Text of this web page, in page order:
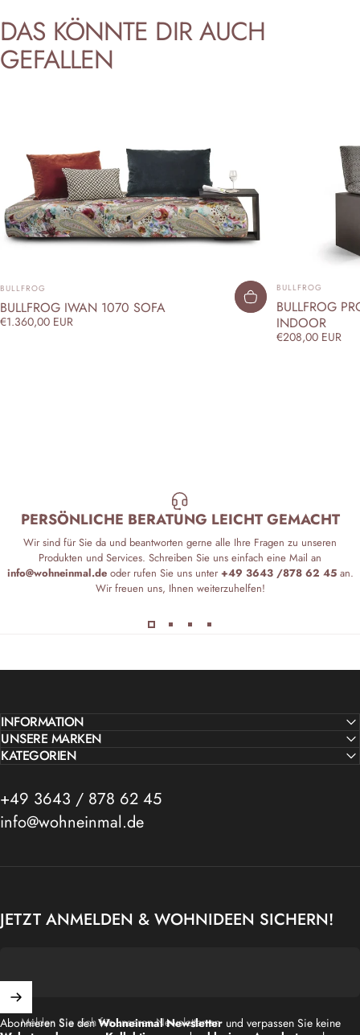
DAS KÖNNTE DIR AUCH
GEFALLEN
ANBIETER:
BULLFROG
BULLFROG IWAN 1070 SOFA
€1.360,00 EUR
ANBIETER:
BULLFROG
BULLFROG
INDOOR
€208,00 EUR
PERSÖNLICHE BERATUNG LEICHT GEMACHT
Wir sind für Sie da und beantworten gerne alle Ihre Fragen zu unseren
Produkten und Services. Schreiben Sie uns einfach eine Mail an
info@wohneinmal.deoder rufen Sie uns unter+49 3643 /878 62 45an.
Wir freuen uns, Ihnen weiterzuhelfen!
INFORMATION
UNSERE MARKEN
KATEGORIEN
+49 3643 / 878 62 45
info@wohneinmal.de
JETZT ANMELDEN & WOHNIDEEN SICHERN!
Melden Sie sich für unseren Newsletter an
Abonnieren Sie denWohneinmal Newsletter und verpassen Sie keine